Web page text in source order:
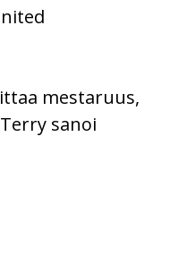
mestaruus,
sanoi